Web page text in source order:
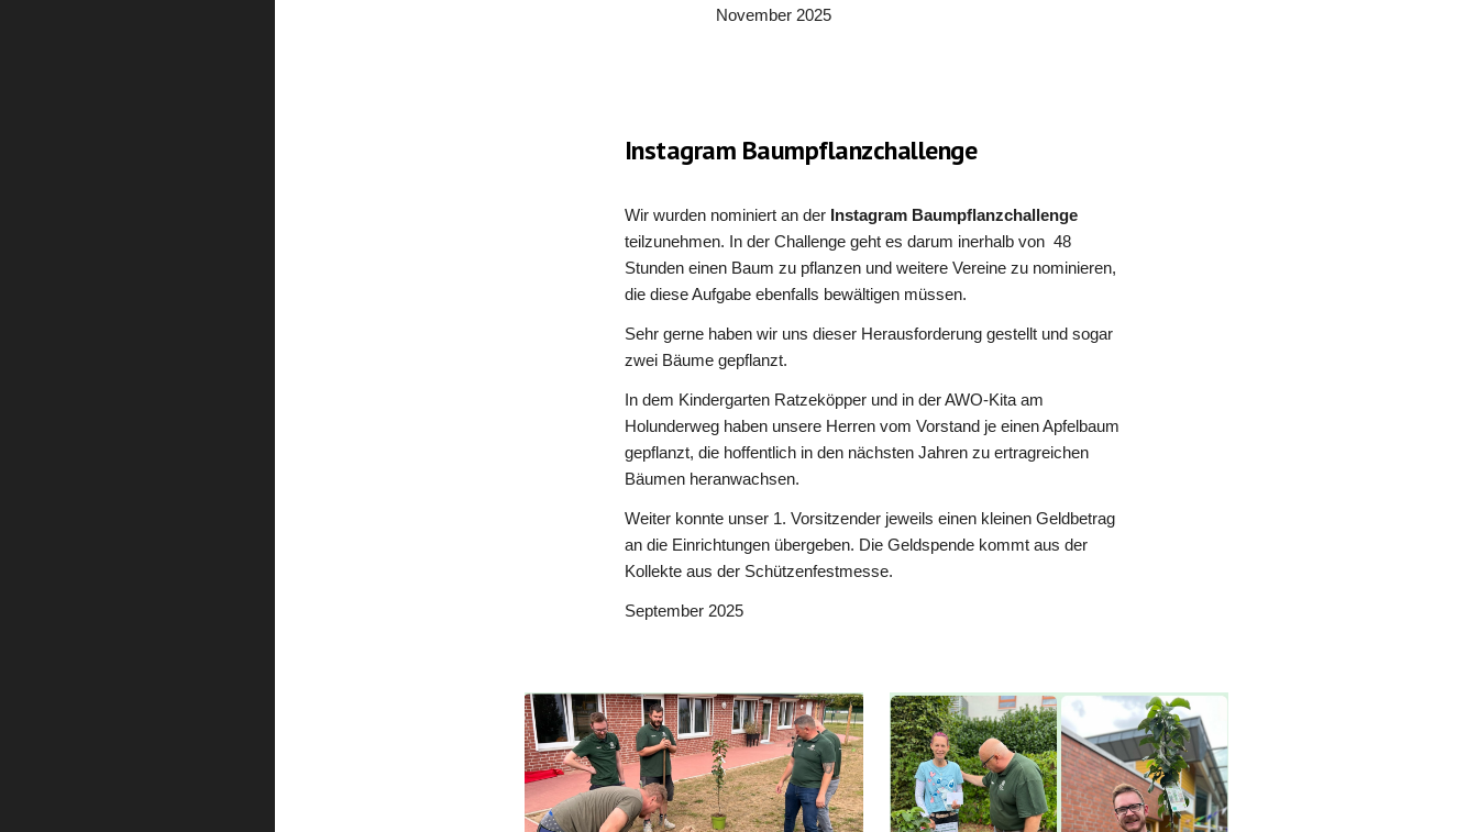
November 2025
Instagram Baumpflanzchallenge
Wir wurden nominiert an der Instagram Baumpflanzchallenge
teilzunehmen. In der Challenge geht es darum inerhalb von 48
Stunden einen Baum zu pflanzen und weitere Vereine zu nominieren,
die diese Aufgabe ebenfalls bewältigen müssen.
Sehr gerne haben wir uns dieser Herausforderung gestellt und sogar
zwei Bäume gepflanzt.
In dem Kindergarten Ratzeköpper und in der AWO-Kita am
Holunderweg haben unsere Herren vom Vorstand je einen Apfelbaum
gepflanzt, die hoffentlich in den nächsten Jahren zu ertragreichen
Bäumen heranwachsen.
Weiter konnte unser 1. Vorsitzender jeweils einen kleinen Geldbetrag
an die Einrichtungen übergeben. Die Geldspende kommt aus der
Kollekte aus der Schützenfestmesse.
September 2025